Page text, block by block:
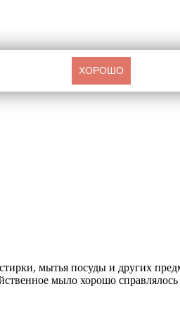
мытья посуды и других
мыло хорошо справлялось
ХОРОШО